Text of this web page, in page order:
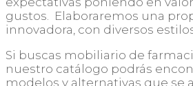
gustos. Elaboraremos una
innovadora, con diversos
Si buscas mobiliario de
nuestro catálogo podrás
modelos y alternativas que se